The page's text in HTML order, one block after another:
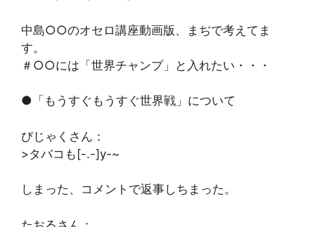
中島○○のオセロ講座動画版、まぢで考えてま
す。
＃○○には「世界チャンプ」と入れたい・・・
●「もうすぐもうすぐ世界戦」について
びじゃくさん：
>タバコも[-.-]y-~
しまった、コメントで返事しちまった。